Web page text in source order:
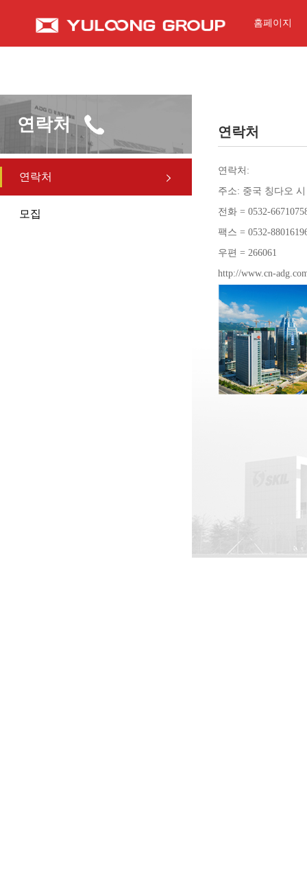
홈페이지
연락처
연락처
모집
연락처
연락처:
주소: 중국 칭다오
전화 = 0532-
팩스 = 0532-
우편 = 266061
http://www.cn-